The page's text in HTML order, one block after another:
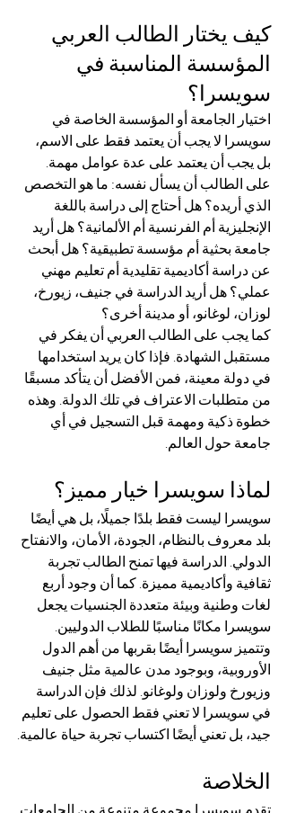
كيف يختار الطالب العربي
المؤسسة المناسبة في
سويسرا؟
اختيار الجامعة أو المؤسسة الخاصة في
سويسرا لا يجب أن يعتمد فقط على الاسم،
بل يجب أن يعتمد على عدة عوامل مهمة.
على الطالب أن يسأل نفسه: ما هو التخصص
الذي أريده؟ هل أحتاج إلى دراسة باللغة
الإنجليزية أم الفرنسية أم الألمانية؟ هل أريد
جامعة بحثية أم مؤسسة تطبيقية؟ هل أبحث
عن دراسة أكاديمية تقليدية أم تعليم مهني
عملي؟ هل أريد الدراسة في جنيف، زيورخ،
لوزان، لوغانو، أو مدينة أخرى؟
كما يجب على الطالب العربي أن يفكر في
مستقبل الشهادة. فإذا كان يريد استخدامها
في دولة معينة، فمن الأفضل أن يتأكد مسبقًا
من متطلبات الاعتراف في تلك الدولة. وهذه
خطوة ذكية ومهمة قبل التسجيل في أي
جامعة حول العالم.
لماذا سويسرا خيار مميز؟
سويسرا ليست فقط بلدًا جميلًا، بل هي أيضًا
بلد معروف بالنظام، الجودة، الأمان، والانفتاح
الدولي. الدراسة فيها تمنح الطالب تجربة
ثقافية وأكاديمية مميزة. كما أن وجود أربع
لغات وطنية وبيئة متعددة الجنسيات يجعل
سويسرا مكانًا مناسبًا للطلاب الدوليين.
وتتميز سويسرا أيضًا بقربها من أهم الدول
الأوروبية، وبوجود مدن عالمية مثل جنيف
وزيورخ ولوزان ولوغانو. لذلك فإن الدراسة
في سويسرا لا تعني فقط الحصول على تعليم
جيد، بل تعني أيضًا اكتساب تجربة حياة عالمية.
الخلاصة
تقدم سويسرا مجموعة متنوعة من الجامعات